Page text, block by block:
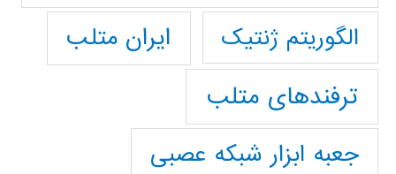
الگوریتم ژنتیک
ایران متلب
ترفندهای متلب
جعبه ابزار شبکه عصبی